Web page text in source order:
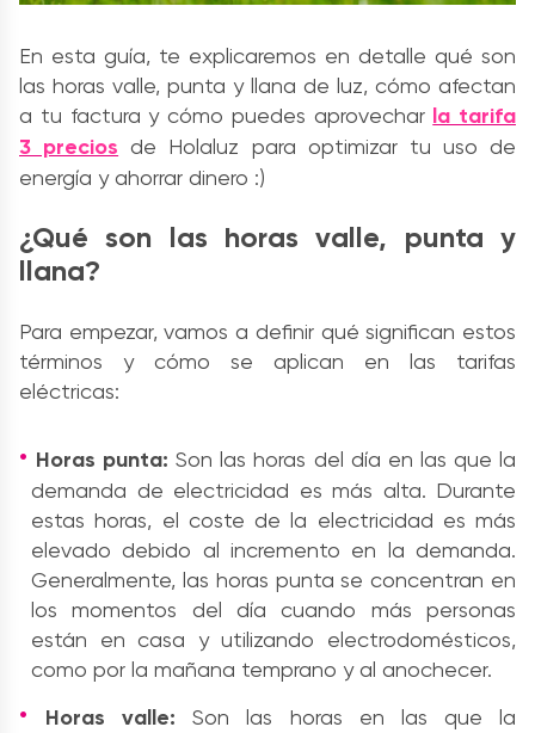
En esta guía, te explicaremos en detalle qué son
las horas valle, punta y llana de luz, cómo afectan
a tu factura y cómo puedes aprovechar la tarifa
3 precios de Holaluz para optimizar tu uso de
energía y ahorrar dinero :)
¿Qué son las horas valle, punta y
llana?
Para empezar, vamos a definir qué significan estos
términos y cómo se aplican en las tarifas
eléctricas:
Horas punta: Son las horas del día en las que la
demanda de electricidad es más alta. Durante
estas horas, el coste de la electricidad es más
elevado debido al incremento en la demanda.
Generalmente, las horas punta se concentran en
los momentos del día cuando más personas
están en casa y utilizando electrodomésticos,
como por la mañana temprano y al anochecer.
Horas valle: Son las horas en las que la